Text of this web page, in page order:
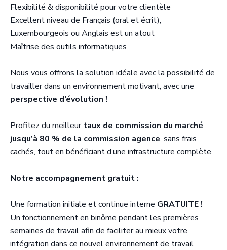
Flexibilité & disponibilité pour votre clientèle
Excellent niveau de Français (oral et écrit),
Luxembourgeois ou Anglais est un atout
Maîtrise des outils informatiques
Nous vous offrons la solution idéale avec la possibilité de
travailler dans un environnement motivant, avec une
perspective d’évolution !
Profitez du meilleurtaux de commission du marché
jusqu’à 80 % de la commission agence, sans frais
cachés, tout en bénéficiant d’une infrastructure complète.
Notre accompagnement gratuit :
Une formation initiale et continue interne GRATUITE !
Un fonctionnement en binôme pendant les premières
semaines de travail afin de faciliter au mieux votre
intégration dans ce nouvel environnement de travail